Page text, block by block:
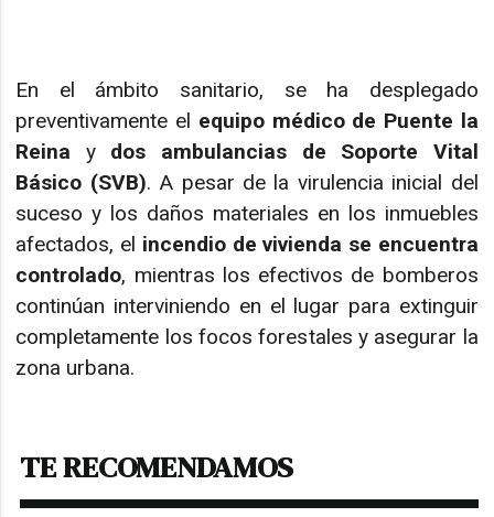
En el ámbito sanitario, se ha desplegado
preventivamente el equipo médico de Puente la
Reina y dos ambulancias de Soporte Vital
Básico (SVB). A pesar de la virulencia inicial del
suceso y los daños materiales en los inmuebles
afectados, el incendio de vivienda se encuentra
controlado, mientras los efectivos de bomberos
continúan interviniendo en el lugar para extinguir
completamente los focos forestales y asegurar la
zona urbana.
TE RECOMENDAMOS